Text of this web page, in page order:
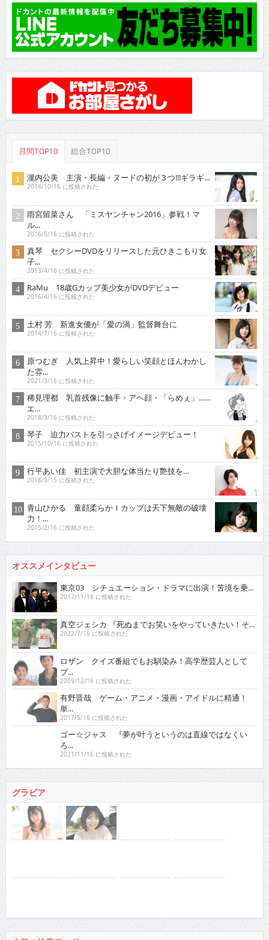
月間TOP10 総合TOP10
瀧内公美 主演・長編・ヌードの初が３つ!!!ギラギ...
2014/10/16 に投稿された
雨宮留菜さん 「ミスヤンチャン2016」参戦！マ
ル...
2016/5/16 に投稿された
真琴 セクシーDVDをリリースした元ひきこもり女
子...
2013/4/16 に投稿された
RaMu 18歳Gカップ美少女がDVDデビュー
2016/4/16 に投稿された
土村 芳 新進女優が「愛の渦」監督舞台に
2014/7/16 に投稿された
原つむぎ 人気上昇中！愛らしい笑顔とほんわかし
た雰...
2021/3/16 に投稿された
稀見理都 乳首残像に触手・アヘ顔・「らめぇ」……
エ...
2018/3/16 に投稿された
琴子 迫力バストを引っさげイメージデビュー！
2015/10/16 に投稿された
行平あい佳 初主演で大胆な体当たり艶技を…
2018/9/15 に投稿された
青山ひかる 童顔柔らかＩカップは天下無敵の破壊
力！...
2015/2/16 に投稿された
オススメインタビュー
東京03 シチュエーション・ドラマに出演！苦境を乗...
2017/11/16 に投稿された
真空ジェシカ 『死ぬまでお笑いをやっていきたい！そ...
2022/7/16 に投稿された
ロザン クイズ番組でもお馴染み！高学歴芸人として
ブ...
2009/12/16 に投稿された
有野晋哉 ゲーム・アニメ・漫画・アイドルに精通！
単...
2017/5/16 に投稿された
ゴー☆ジャス 『夢が叶うというのは直線ではなくい
ろ...
2021/11/16 に投稿された
グラビア